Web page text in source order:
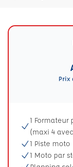
Prix
1 Formateur
(maxi 4
1 Piste moto
1 Moto par